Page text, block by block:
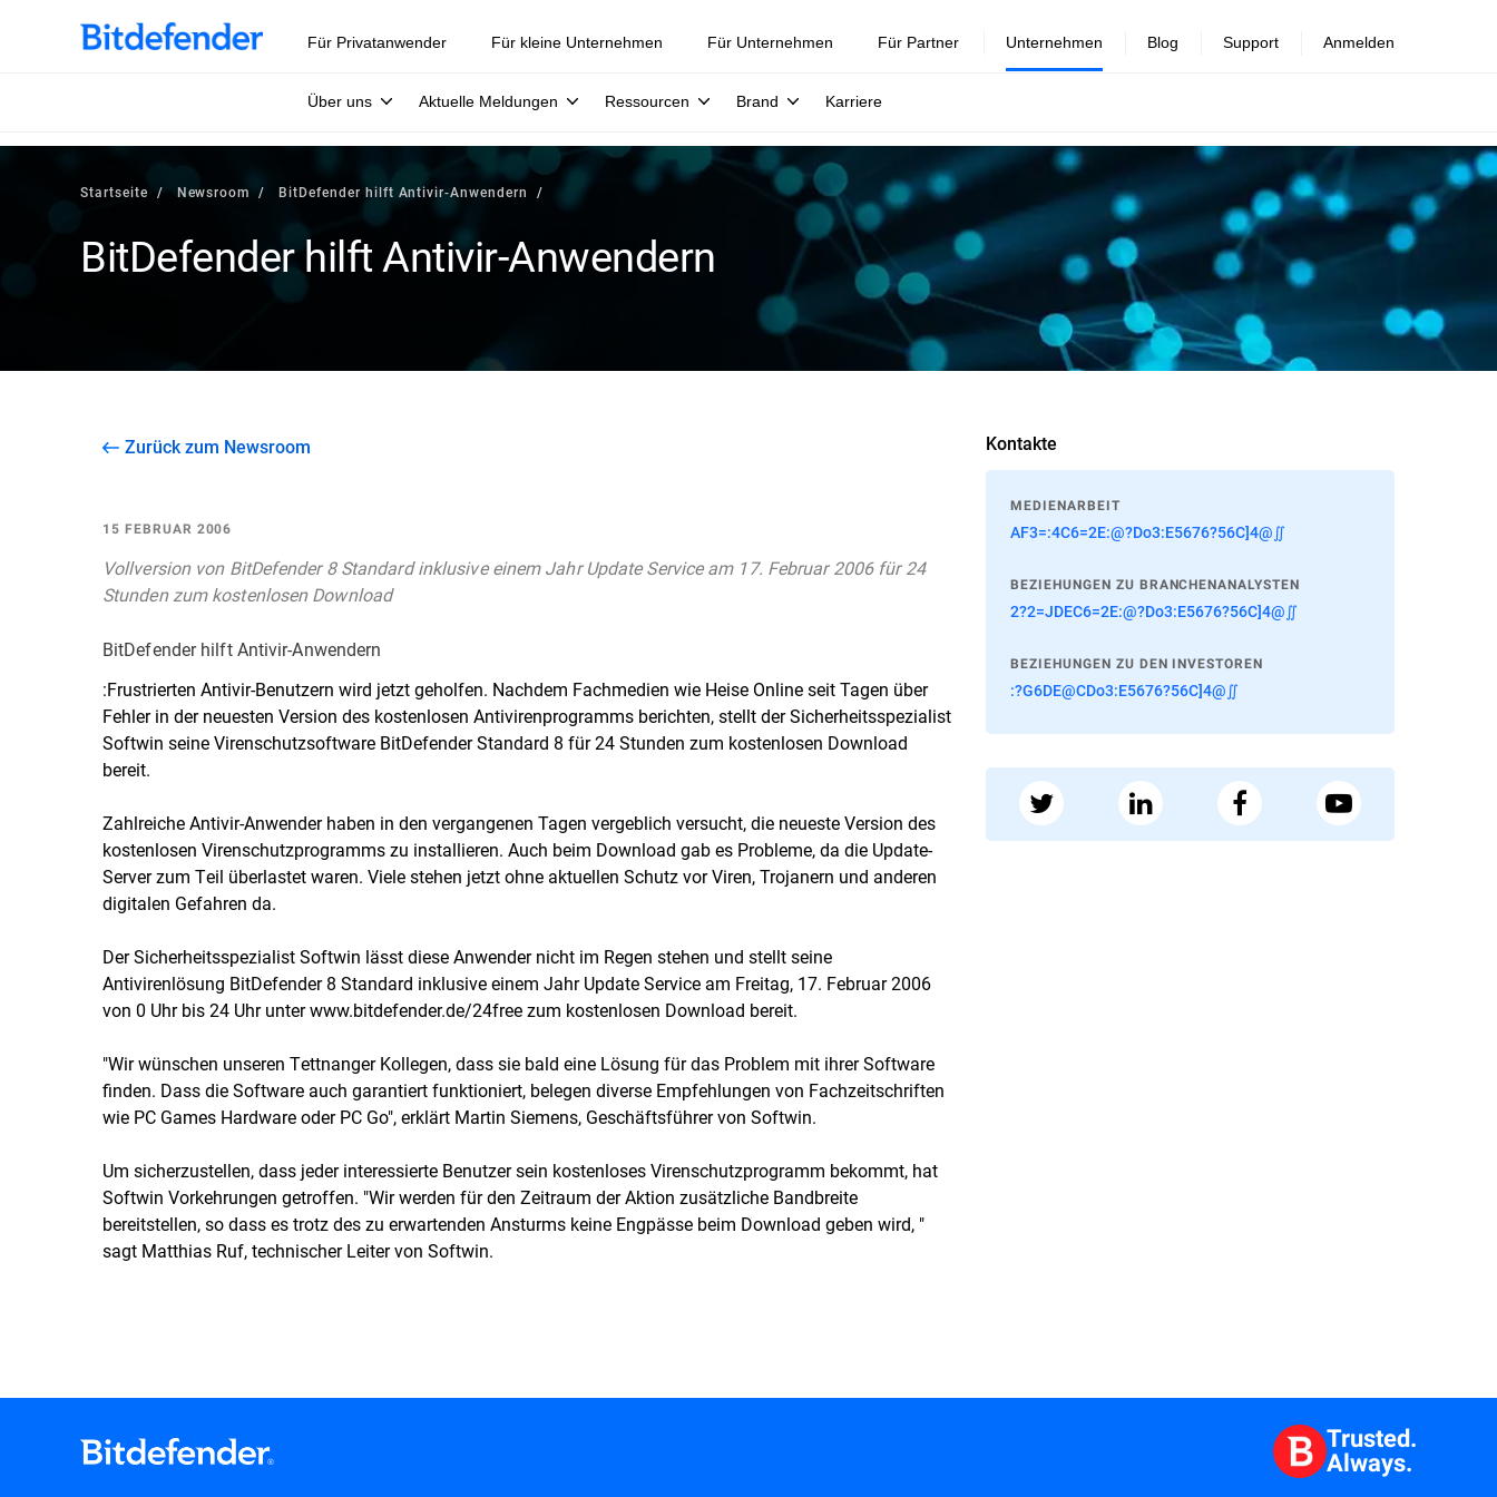
Für Privatanwender Für kleine Unternehmen Für Unternehmen Für Partner Unternehmen
Über uns Aktuelle Meldungen Ressourcen Brand Karriere
Blog Support Anmelden
Startseite Newsroom BitDefender hilft Antivir-Anwendern
BitDefender hilft Antivir-Anwendern
Zurück zum Newsroom
15 FEBRUAR 2006
Vollversion von BitDefender 8 Standard inklusive einem Jahr Update Service am 17. Februar 2006 für 24
Stunden zum kostenlosen Download
BitDefender hilft Antivir-Anwendern
:Frustrierten Antivir-Benutzern wird jetzt geholfen. Nachdem Fachmedien wie Heise Online seit Tagen über
Fehler in der neuesten Version des kostenlosen Antivirenprogramms berichten, stellt der Sicherheitsspezialist
Softwin seine Virenschutzsoftware BitDefender Standard 8 für 24 Stunden zum kostenlosen Download
bereit.
Zahlreiche Antivir-Anwender haben in den vergangenen Tagen vergeblich versucht, die neueste Version des
kostenlosen Virenschutzprogramms zu installieren. Auch beim Download gab es Probleme, da die Update-
Server zum Teil überlastet waren. Viele stehen jetzt ohne aktuellen Schutz vor Viren, Trojanern und anderen
digitalen Gefahren da.
Der Sicherheitsspezialist Softwin lässt diese Anwender nicht im Regen stehen und stellt seine
Antivirenlösung BitDefender 8 Standard inklusive einem Jahr Update Service am Freitag, 17. Februar 2006
von 0 Uhr bis 24 Uhr unterwww.bitdefender.de/24freezum kostenlosen Download bereit.
"Wir wünschen unseren Tettnanger Kollegen, dass sie bald eine Lösung für das Problem mit ihrer Software
finden. Dass die Software auch garantiert funktioniert, belegen diverse Empfehlungen von Fachzeitschriften
wie PC Games Hardware oder PC Go", erklärt Martin Siemens, Geschäftsführer von Softwin.
Um sicherzustellen, dass jeder interessierte Benutzer sein kostenloses Virenschutzprogramm bekommt, hat
Softwin Vorkehrungen getroffen. "Wir werden für den Zeitraum der Aktion zusätzliche Bandbreite
bereitstellen, so dass es trotz des zu erwartenden Ansturms keine Engpässe beim Download geben wird, "
sagt Matthias Ruf, technischer Leiter von Softwin.
Kontakte
MEDIENARBEIT
AF3=:4C6=2E:@?Do3:E5676?56C]4@∬
BEZIEHUNGEN ZU BRANCHENANALYSTEN
2?2=JDEC6=2E:@?Do3:E5676?56C]4@∬
BEZIEHUNGEN ZU DEN INVESTOREN
:?G6DE@CDo3:E5676?56C]4@∬
Trusted.
Always.